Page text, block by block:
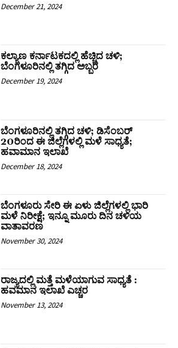
December 21, 2024
ಕಲ್ಯಾಣ ಕರ್ನಾಟಕದಲ್ಲಿ ಹೆಚ್ಚಿದ ಚಳಿ;
ಬೆಂಗಳೂರಿನಲ್ಲಿ ತಗ್ಗಿದ ಅಬ್ಬರ
December 19, 2024
ಬೆಂಗಳೂರಿನಲ್ಲಿ ತಗ್ಗಿದ ಚಳಿ; ಡಿಸೆಂಬರ್
20ರಿಂದ ಈ ಜಿಲ್ಲೆಗಳಲ್ಲಿ ಮಳೆ ಸಾಧ್ಯತೆ;
ಹವಾಮಾನ ಇಲಾಖೆ
December 18, 2024
ಬೆಂಗಳೂರು ಸೇರಿ ಈ ಏಳು ಜಿಲ್ಲೆಗಳಲ್ಲಿ ಭಾರಿ
ಮಳೆ ನಿರೀಕ್ಷೆ; ಇನ್ನೂ ಮೂರು ದಿನ ಚಳಿಯ
ವಾತಾವರಣ
November 30, 2024
ರಾಜ್ಯದಲ್ಲಿ ಮತ್ತೆ ಮಳೆಯಾಗುವ ಸಾಧ್ಯತೆ :
ಹವಮಾನ ಇಲಾಖೆ ಎಚ್ಚರ
November 13, 2024